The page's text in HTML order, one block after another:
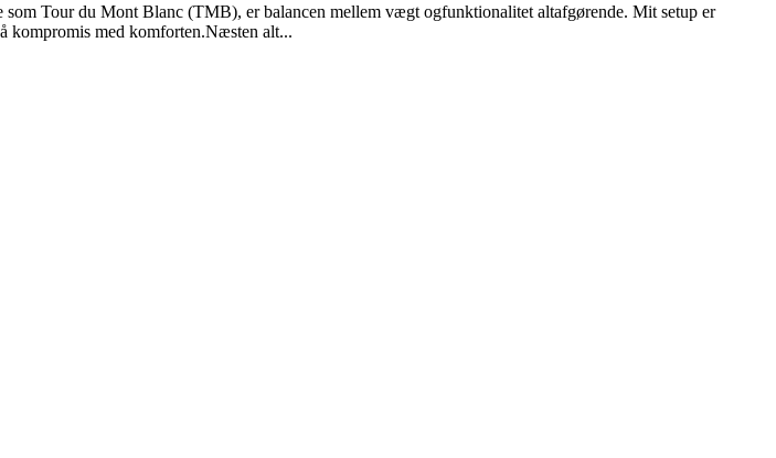
Tour du Mont Blanc (TMB), er balancen mellem vægt ogfunktionalitet altafgørende. Mit setup er
kompromis med komforten.Næsten alt...